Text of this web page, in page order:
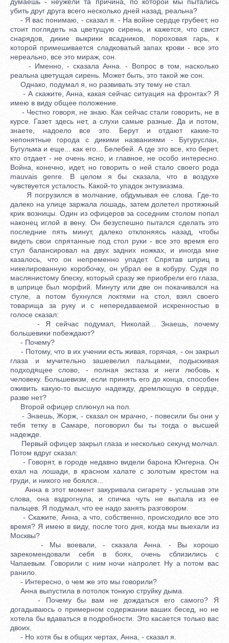
убить друг друга всего несколько дней назад, реальна?
- Я вас понимаю, - сказал я. - На войне сердце грубеет, но
стоит поглядеть на цветущую сирень, и кажется, что свист
снарядов, дикие выкрики всадников, пороховая гарь, к
которой примешивается сладковатый запах крови - все это
нереально, все это мираж, сон.
- Именно, - сказала Анна. - Вопрос в том, насколько
реальна цветущая сирень. Может быть, это такой же сон.
Однако, подумал я, но развивать эту тему не стал.
- А скажите, Анна, какая сейчас ситуация на фронтах? Я
имею в виду общее положение.
- Честно говоря, не знаю. Как сейчас стали говорить, не в
курсе. Газет здесь нет, а слухи самые разные. Да и потом,
знаете, надоело все это. Берут и отдают какие-то
непонятные города с дикими названиями - Бугуруслан,
Бугульма и еще... как его... Белебей. А где это все, кто берет,
кто отдает - не очень ясно, и главное, не особо интересно.
Война, конечно, идет, но говорить о ней стало своего рода
mauvais genre. В целом я бы сказала, что в воздухе
чувствуется усталость. Какой-то упадок энтузиазма.
Я погрузился в молчание, обдумывая ее слова. Где-то
далеко на улице заржала лошадь, затем долетел протяжный
крик возницы. Один из офицеров за соседним столом попал
наконец иглой в вену. Он безуспешно пытался сделать это
последние пять минут, далеко отклоняясь назад, чтобы
видеть свои спрятанные под стол руки - все это время его
стул балансировал на двух задних ножках, и иногда мне
казалось, что он непременно упадет. Спрятав шприц в
никелированную коробочку, он убрал ее в кобуру. Судя по
маслянистому блеску, который сразу же приобрели его глаза,
в шприце был морфий. Минуту или две он покачивался на
стуле, а потом бухнулся локтями на стол, взял своего
товарища за руку и с непередаваемой искренностью в
голосе сказал:
- Я сейчас подумал, Николай... Знаешь, почему
большевики побеждают?
- Почему?
- Потому, что в их учении есть живая, горячая, - он закрыл
глаза и мучительно зашевелил пальцами, подыскивая
подходящее слово, - полная экстаза и неги любовь к
человеку. Большевизм, если принять его до конца, способен
оживить какую-то высшую надежду, дремлющую в сердце,
разве нет?
Второй офицер сплюнул на пол.
- Знаешь, Жорж, - сказал он мрачно, - повесили бы они у
тебя тетку в Самаре, поговорил бы ты тогда о высшей
надежде.
Первый офицер закрыл глаза и несколько секунд молчал.
Потом вдруг сказал:
- Говорят, в городе недавно видели барона Юнгерна. Он
ехал на лошади, в красном халате с золотым крестом на
груди, и никого не боялся...
Анна в этот момент закуривала сигарету - услышав эти
слова, она вздрогнула, и спичка чуть не выпала из ее
пальцев. Я подумал, что ее надо занять разговором.
- Скажите, Анна, а что, собственно, происходило все это
время? Я имею в виду, после того дня, когда мы выехали из
Москвы?
- Мы воевали, - сказала Анна. - Вы хорошо
зарекомендовали себя в боях, очень сблизились с
Чапаевым. Говорили с ним ночи напролет. Ну а потом вас
ранило.
- Интересно, о чем же это мы говорили?
Анна выпустила в потолок тонкую струйку дыма.
- Почему бы вам не дождаться его самого? Я
догадываюсь о примерном содержании ваших бесед, но не
хотела бы вдаваться в подробности. Это касается только вас
двоих.
- Но хотя бы в общих чертах, Анна, - сказал я.